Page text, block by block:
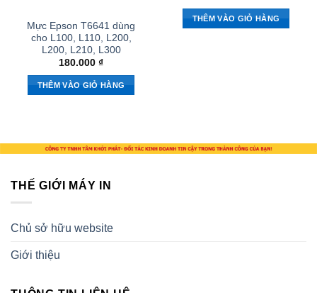
Mực Epson T6641 dùng
cho L100, L110, L200,
L200, L210, L300
180.000 ₫
THÊM VÀO GIỎ HÀNG
THÊM VÀO GIỎ HÀNG
THẾ GIỚI MÁY IN
Chủ sở hữu website
Giới thiệu